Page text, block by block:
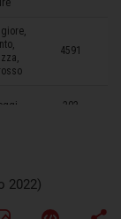
2022)